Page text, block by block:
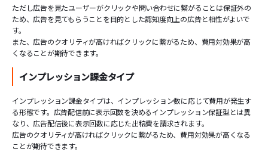
ただし広告を見たユーザーがクリックや問い合わせに繋がることは保証外の
ため、広告を見てもらうことを目的とした認知度向上の広告と相性がよいで
す。
また、広告のクオリティが高ければクリックに繋がるため、費用対効果が高
くなることが期待できます。
インプレッション課金タイプ
インプレッション課金タイプは、インプレッション数に応じて費用が発生す
る形態です。広告配信前に表示回数を決めるインプレッション保証型とは異
なり、広告配信後に表示回数に応じた出稿費を請求されます。
広告のクオリティが高ければクリックに繋がるため、費用対効果が高くなる
ことが期待できます。